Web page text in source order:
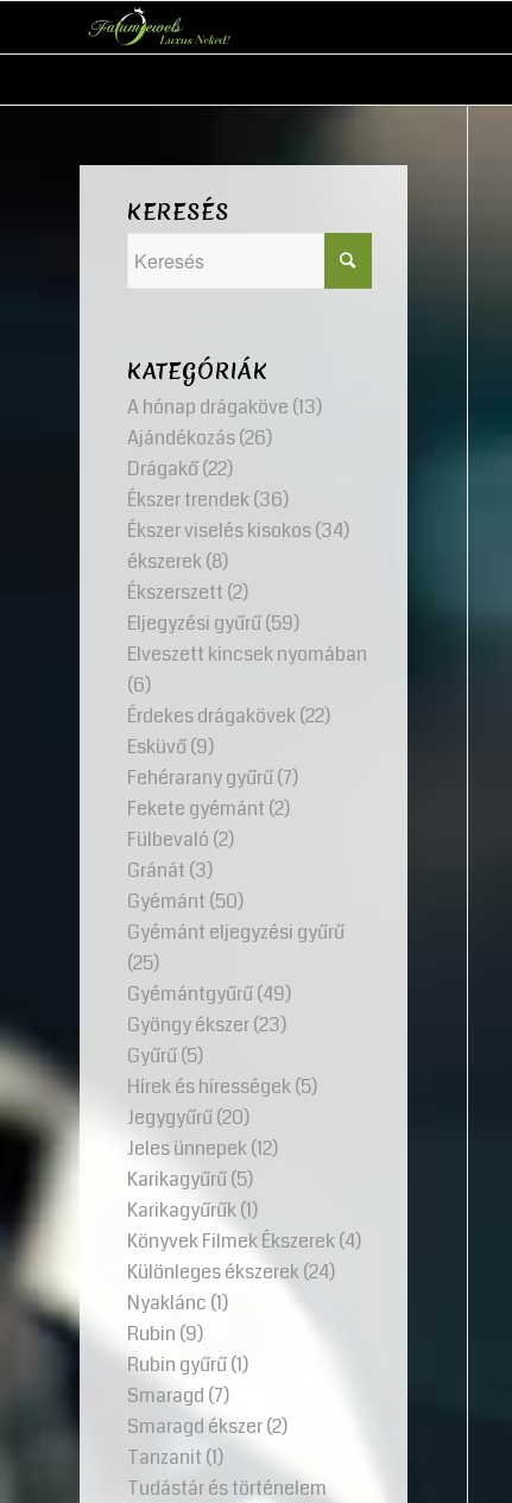
KERESÉS
KATEGÓRIÁK
A hónap drágaköve (13)
Ajándékozás(26)
Drágakő(22)
Ékszer trendek(36)
Ékszer viselés kisokos(34)
ékszerek(8)
Ékszerszett (2)
Eljegyzési gyűrű(59)
Elveszett kincsek nyomában
(6)
Érdekes drágakövek(22)
Esküvő(9)
Fehérarany gyűrű(7)
Fekete gyémánt (2)
Fülbevaló (2)
Gránát (3)
Gyémánt (50)
Gyémánt eljegyzési gyűrű
(25)
Gyémántgyűrű(49)
Gyöngy ékszer(23)
Gyűrű(5)
Hírek és hírességek(5)
Jegygyűrű(20)
Jeles ünnepek(12)
Karikagyűrű(5)
Karikagyűrűk(1)
Könyvek Filmek Ékszerek(4)
Különleges ékszerek(24)
Nyaklánc (1)
Rubin (9)
Rubin gyűrű(1)
Smaragd (7)
Smaragd ékszer(2)
Tanzanit (1)
Tudástár és történelem